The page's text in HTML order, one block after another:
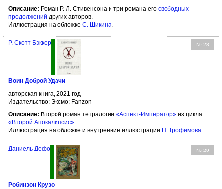
Описание: Роман Р. Л. Стивенсона и три романа его свободных
продолжений других авторов.
Иллюстрация на обложке С. Шикина.
№ 28
Р. Скотт Бэккер
Воин Доброй Удачи
авторская книга, 2021 год
Издательство: Эксмо: Fanzon
Описание: Второй роман тетралогии «Аспект-Император» из цикла
«Второй Апокалипсис»
Иллюстрация на обложке и внутренние иллюстрации П. Трофимова
№ 29
Даниель Дефо
Робинзон Крузо